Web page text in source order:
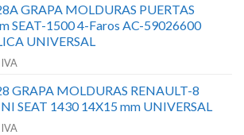
GRAPA MOLDURAS PUERTAS
SEAT-1500 4-Faros AC-59026600
UNIVERSAL
GRAPA MOLDURAS RENAULT-8
SEAT 1430 14X15 mm UNIVERSAL